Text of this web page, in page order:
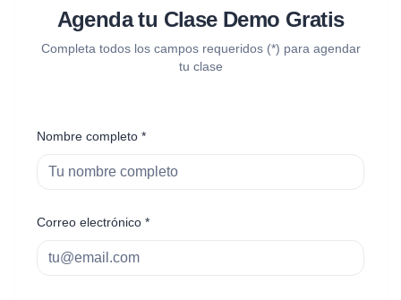
Agenda tu Clase Demo Gratis
Completa todos los campos requeridos (*) para agendar
tu clase
Nombre completo *
Correo electrónico *